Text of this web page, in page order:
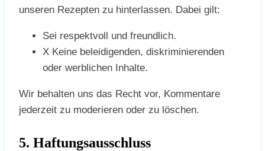
unseren Rezepten zu hinterlassen. Dabei gilt:
Sei respektvoll und freundlich.
X Keine beleidigenden, diskriminierenden
oder werblichen Inhalte.
Wir behalten uns das Recht vor, Kommentare
jederzeit zu moderieren oder zu löschen.
5. Haftungsausschluss